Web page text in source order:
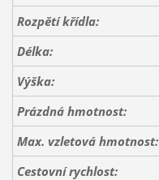
Rozpětí křídla:
Délka:
Výška:
Prázdná hmotnost:
Max. vzletová hmotnost:
Cestovní rychlost: